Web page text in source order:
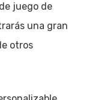
juego de
una gran
otros